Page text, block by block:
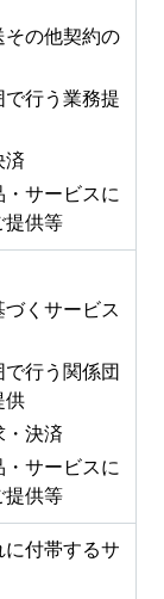
の他契約の
行う業務提
済
サービスに
提供等
くサービス
行う関係団
供
・決済
サービスに
提供等
付帯するサ